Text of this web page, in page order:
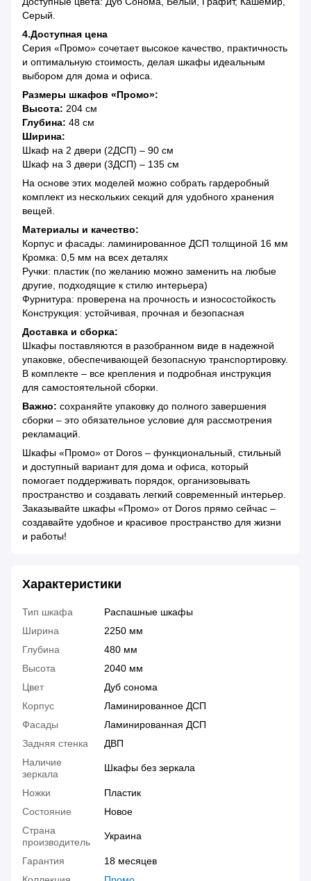
Серый.
4.Доступная цена
Серия «Промо» сочетает высокое качество, практичность
и оптимальную стоимость, делая шкафы идеальным
выбором для дома и офиса.
Размеры шкафов «Промо»:
Высота: 204 см
Глубина: 48 см
Ширина:
Шкаф на 2 двери (2ДСП) – 90 см
Шкаф на 3 двери (3ДСП) – 135 см
На основе этих моделей можно собрать гардеробный
комплект из нескольких секций для удобного хранения
вещей.
Материалы и качество:
Корпус и фасады: ламинированное ДСП толщиной 16 мм
Кромка: 0,5 мм на всех деталях
Ручки: пластик (по желанию можно заменить на любые
другие, подходящие к стилю интерьера)
Фурнитура: проверена на прочность и износостойкость
Конструкция: устойчивая, прочная и безопасная
Доставка и сборка:
Шкафы поставляются в разобранном виде в надежной
упаковке, обеспечивающей безопасную транспортировку.
В комплекте – все крепления и подробная инструкция
для самостоятельной сборки.
Важно: сохраняйте упаковку до полного завершения
сборки – это обязательное условие для рассмотрения
рекламаций.
Шкафы «Промо» от Doros – функциональный, стильный
и доступный вариант для дома и офиса, который
помогает поддерживать порядок, организовывать
пространство и создавать легкий современный интерьер.
Заказывайте шкафы «Промо» от Doros прямо сейчас –
создавайте удобное и красивое пространство для жизни
и работы!
Характеристики
Тип шкафа
Распашные шкафы
Ширина
2250 мм
Глубина
480 мм
Высота
2040 мм
Цвет
Дуб сонома
Корпус
Ламинированное ДСП
Фасады
Ламинированная ДСП
Задняя стенка
ДВП
Наличие
зеркала
Шкафы без зеркала
Ножки
Пластик
Состояние
Новое
Страна
производитель
Украина
Гарантия
18 месяцев